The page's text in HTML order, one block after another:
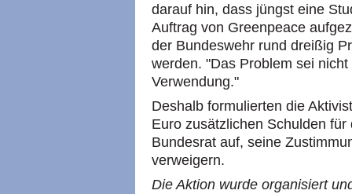
darauf hin, dass jüngst eine
Auftrag von Greenpeace
der Bundeswehr rund dreißig
werden. "Das Problem sei
Verwendung."
Deshalb formulierten die
Euro zusätzlichen Schulden
Bundesrat auf, seine
verweigern.
Die Aktion wurde organisiert